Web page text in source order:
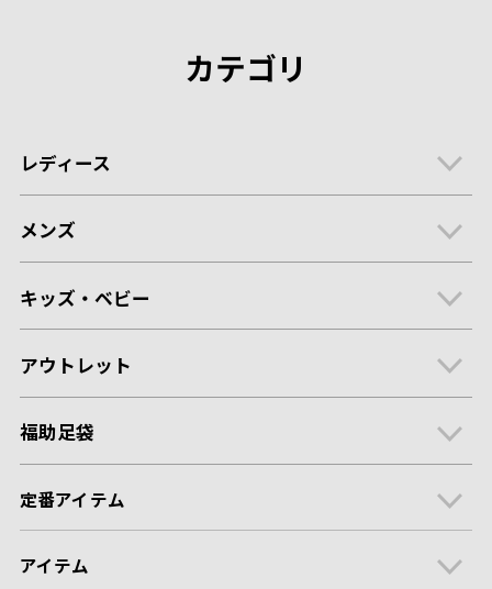
カテゴリ
レディース
メンズ
キッズ・ベビー
アウトレット
福助足袋
定番アイテム
アイテム